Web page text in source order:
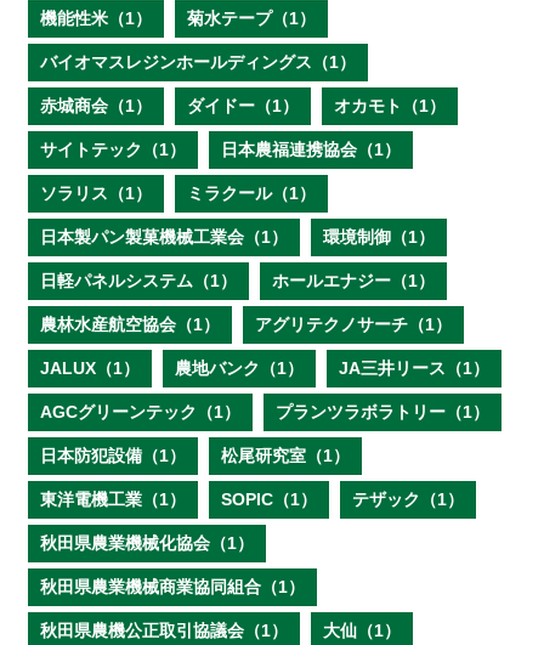
機能性米（1） 菊水テープ（1）
バイオマスレジンホールディングス（1）
赤城商会（1） ダイドー（1） オカモト（1）
サイトテック（1） 日本農福連携協会（1）
ソラリス（1） ミラクール（1）
日本製パン製菓機械工業会（1） 環境制御（1）
日軽パネルシステム（1） ホールエナジー（1）
農林水産航空協会（1） アグリテクノサーチ（1）
JALUX（1） 農地バンク（1） JA三井リース（1）
AGCグリーンテック（1） プランツラボラトリー（1）
日本防犯設備（1） 松尾研究室（1）
東洋電機工業（1） SOPIC（1） テザック（1）
秋田県農業機械化協会（1）
秋田県農業機械商業協同組合（1）
秋田県農機公正取引協議会（1） 大仙（1）